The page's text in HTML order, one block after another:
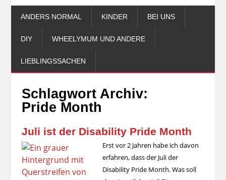
ANDERS NORMAL KINDER BEI UNS
DIY WHEELYMUM UND ANDERE
LIEBLINGSSACHEN
Schlagwort Archiv:
Pride Month
Juli ist der Disability Pride Month
Erst vor 2 Jahren habe ich davon
erfahren, dass der Juli der
Disability Pride Month. Was soll